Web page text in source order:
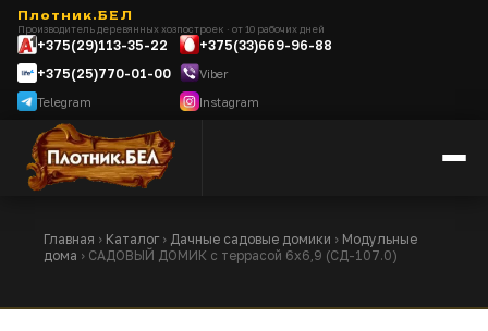
Плотник.БЕЛ
Производитель деревянных хозпостроек · от 10 рабочих дней
+375(29)113-35-22
+375(33)669-96-88
+375(25)770-01-00
Viber
Telegram
Instagram
Главная › Каталог› Дачные садовые домики › Модульные
дома › САДОВЫЙ ДОМИК с террасой 6х6,9 (СД-107.0)